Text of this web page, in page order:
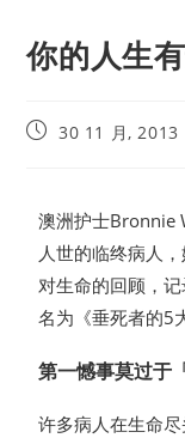
你的人生
30 11 月, 2013
澳洲护士Bronnie
人世的临终病人
对生命的回顾，
名为《垂死者的5
第一憾事莫过于
许多病人在生命